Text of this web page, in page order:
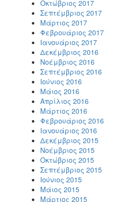
Οκτώβριος 2017
Σεπτέμβριος 2017
Μάρτιος 2017
Φεβρουάριος 2017
Ιανουάριος 2017
Δεκέμβριος 2016
Νοέμβριος 2016
Σεπτέμβριος 2016
Ιούνιος 2016
Μάιος 2016
Απρίλιος 2016
Μάρτιος 2016
Φεβρουάριος 2016
Ιανουάριος 2016
Δεκέμβριος 2015
Νοέμβριος 2015
Οκτώβριος 2015
Σεπτέμβριος 2015
Ιούνιος 2015
Μάιος 2015
Μάρτιος 2015